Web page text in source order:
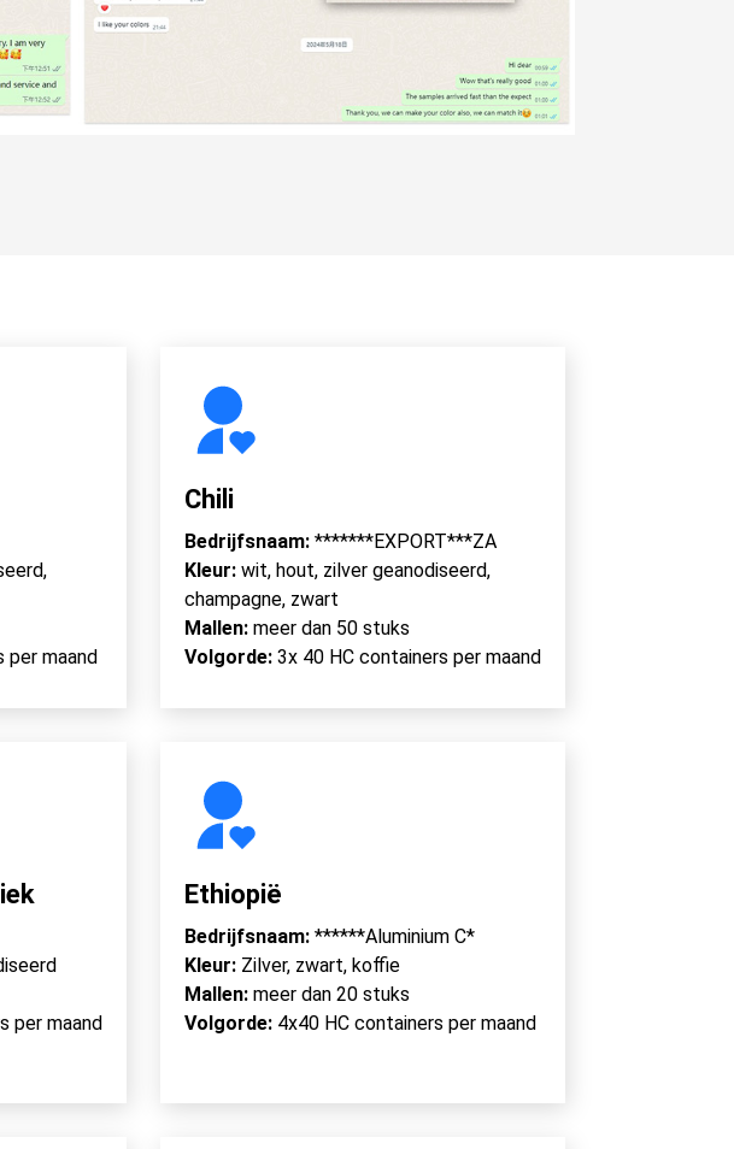
per maand
Chili
Bedrijfsnaam: *******EXPORT***ZA
Kleur: wit, hout, zilver geanodiseerd,
champagne, zwart
Mallen: meer dan 50 stuks
Volgorde: 3x 40 HC containers per maand
per maand
Ethiopië
Bedrijfsnaam: ******Aluminium C*
Kleur: Zilver, zwart, koffie
Mallen: meer dan 20 stuks
Volgorde: 4x40 HC containers per maand